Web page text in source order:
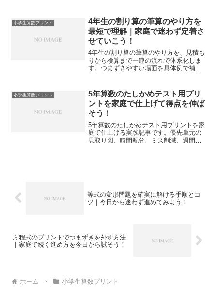
小学生算数プリント
4年生の割り算の筆算のやり方を
最短で理解｜家庭で迷わず定着さ
せていこう！
4年生の割り算の筆算のやり方を、見積も
りから検算まで一連の流れで体系化しま
す。つまずきやすい場面を具体例で補
小学生算数プリント
5年算数のたしかめテスト用プリ
ントを家庭で仕上げて得点を伸ば
そう！
5年算数のたしかめテスト用プリントを家
庭で仕上げる実践記事です。優先単元の
見取り図、時間配分、ミス削減、週間学
等式の変形問題を確実に解ける手順とコ
ツ｜今日から迷わず進めてみよう！
方程式のプリントでつまずきを外す方法
｜家庭で続く進め方を今日から試そう！
ホーム 小学生算数プリント